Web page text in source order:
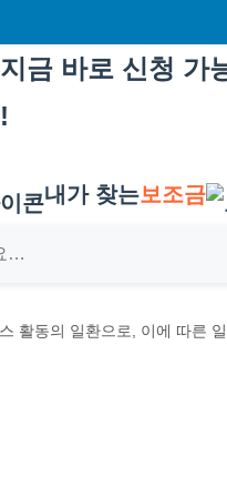
금 바로 신청 가
내가 찾는보조금
활동의 일환으로, 이에 따른